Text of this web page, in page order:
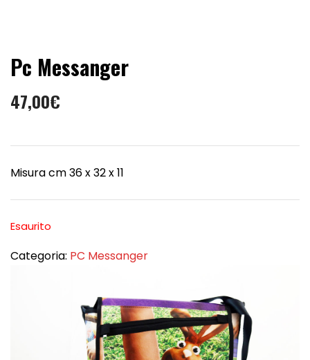
Pc Messanger
47,00€
Misura cm 36 x 32 x 11
Esaurito
Categoria: PC Messanger